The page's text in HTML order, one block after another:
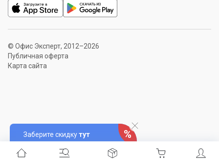
Заберите скидкутут
© Офис Эксперт, 2012–2026
Публичная оферта
Карта сайта